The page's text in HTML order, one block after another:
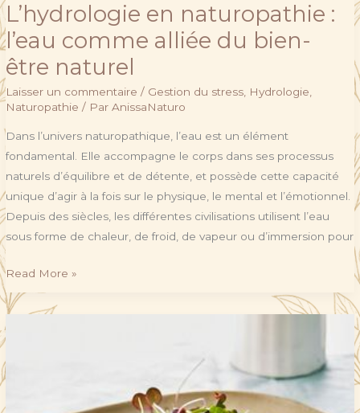
L’hydrologie en naturopathie :
l’eau comme alliée du bien-
être naturel
Laisser un commentaire / Gestion du stress, Hydrologie,
Naturopathie / ParAnissaNaturo
Dans l’univers naturopathique, l’eau est un élément
fondamental. Elle accompagne le corps dans ses processus
naturels d’équilibre et de détente, et possède cette capacité
unique d’agir à la fois sur le physique, le mental et l’émotionnel.
Depuis des siècles, les différentes civilisations utilisent l’eau
sous forme de chaleur, de froid, de vapeur ou d’immersion pour
Read More »
germées
:
des